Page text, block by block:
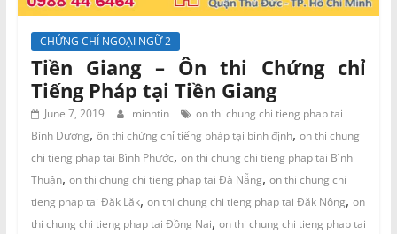
CHỨNG CHỈ NGOẠI NGỮ 2
Tiền Giang – Ôn thi Chứng chỉ
Tiếng Pháp tại Tiền Giang
June 7, 2019 minhtin
on thi chung chi tieng phap tai
Bình Dương, ôn thi chứng chỉ tiếng pháp tại bình định, on thi chung
chi tieng phap tai Bình Phước, on thi chung chi tieng phap tai Bình
Thuận, on thi chung chi tieng phap tai Đà Nẵng, on thi chung chi
tieng phap tai Đăk Lăk, on thi chung chi tieng phap tai Đăk Nông, on
thi chung chi tieng phap tai Đồng Nai, on thi chung chi tieng phap tai